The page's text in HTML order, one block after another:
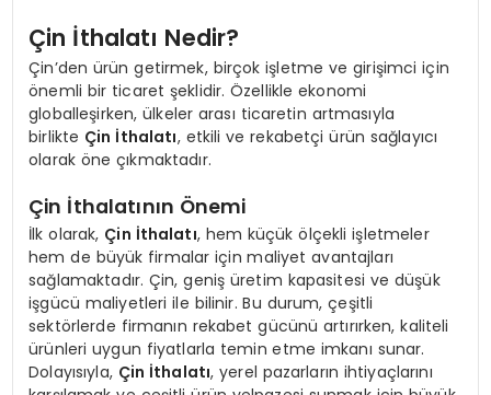
Çin İthalatı Nedir?
Çin’den ürün getirmek, birçok işletme ve girişimci için
önemli bir ticaret şeklidir. Özellikle ekonomi
globalleşirken, ülkeler arası ticaretin artmasıyla
birlikte Çin İthalatı, etkili ve rekabetçi ürün sağlayıcı
olarak öne çıkmaktadır.
Çin İthalatının Önemi
İlk olarak, Çin İthalatı, hem küçük ölçekli işletmeler
hem de büyük firmalar için maliyet avantajları
sağlamaktadır. Çin, geniş üretim kapasitesi ve düşük
işgücü maliyetleri ile bilinir. Bu durum, çeşitli
sektörlerde firmanın rekabet gücünü artırırken, kaliteli
ürünleri uygun fiyatlarla temin etme imkanı sunar.
Dolayısıyla, Çin İthalatı, yerel pazarların ihtiyaçlarını